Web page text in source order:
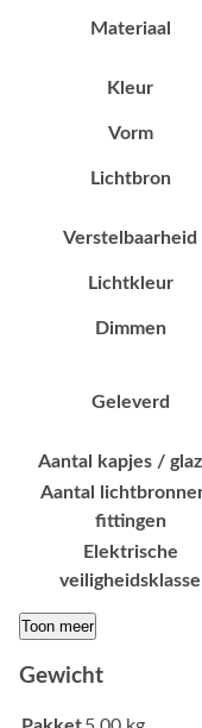
Materiaal
Kleur
Vorm
Lichtbron
Verstelbaarheid
Lichtkleur
Dimmen
Geleverd
Aantal kapjes /
Aantal
fittingen
Elektrische
veiligheidsklasse
Toon meer
Gewicht